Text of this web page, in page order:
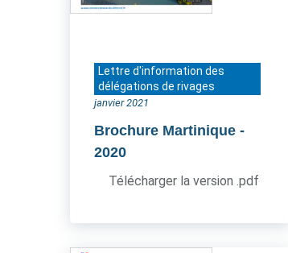
Lettre d'information des
délégations de rivages
janvier 2021
Brochure Martinique -
2020
Télécharger la version .pdf